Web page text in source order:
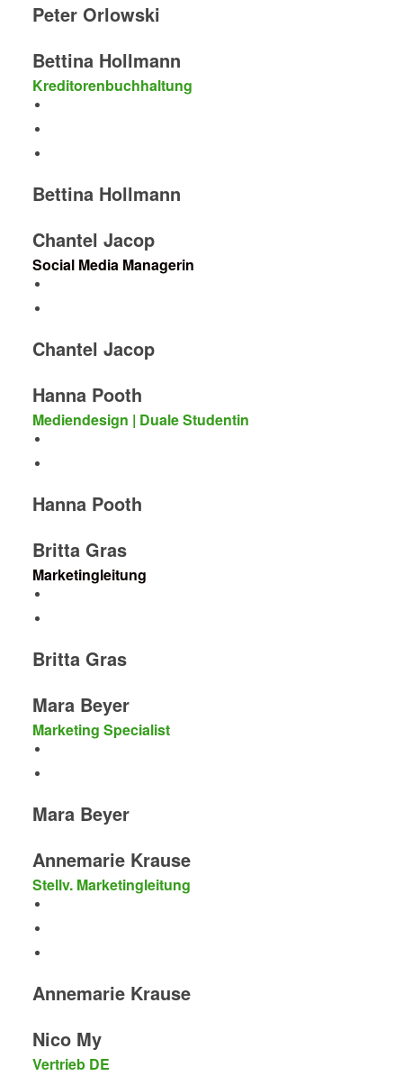
Peter Orlowski
Bettina Hollmann
Kreditorenbuchhaltung
Bettina Hollmann
Chantel Jacop
Social Media Managerin
Chantel Jacop
Hanna Pooth
Mediendesign | Duale Studentin
Hanna Pooth
Britta Gras
Marketingleitung
Britta Gras
Mara Beyer
Marketing Specialist
Mara Beyer
Annemarie Krause
Stellv. Marketingleitung
Annemarie Krause
Nico My
Vertrieb DE